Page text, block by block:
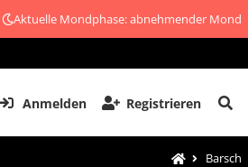
Aktuelle Mondphase: abnehmender Mond
Anmelden Registrieren
Barsch